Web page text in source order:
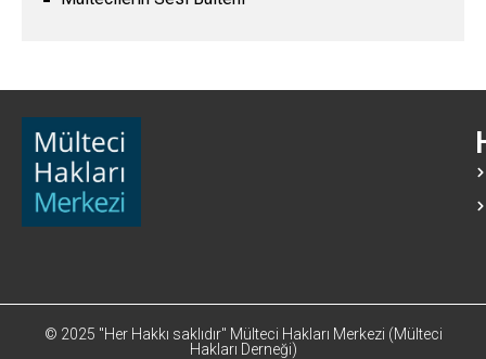
© 2025 "Her Hakkı saklıdır" Mülteci Hakları Merkezi (Mülteci
Hakları Derneği)